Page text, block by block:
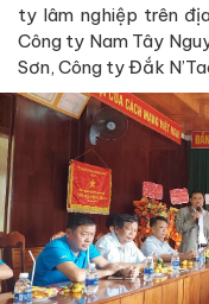
ty lâm nghiệp trên
Công ty Nam Tây
Sơn, Công ty Đắk